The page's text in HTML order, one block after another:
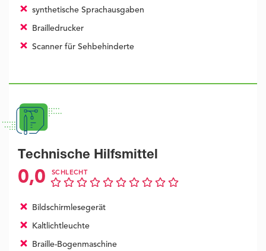
synthetische Sprachausgaben
Brailledrucker
Scanner für Sehbehinderte
Technische Hilfsmittel
0,0 SCHLECHT
Bildschirmlesegerät
Kaltlichtleuchte
Braille-Bogenmaschine